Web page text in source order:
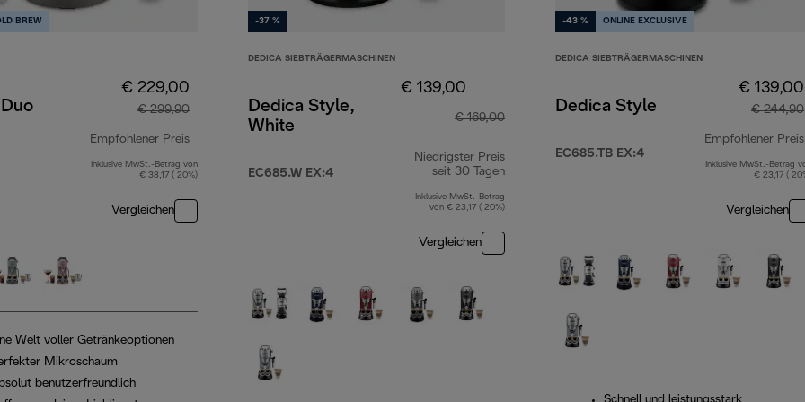
BREW
€ 229,00
€ 299,90
Empfohlener Preis
Originalpreis € 299,90
Inklusive MwSt.-Betrag von
€ 38,17 ( 20%)
Vergleichen
Welt voller Getränkeoptionen
Mikroschaum
benutzerfreundlich
-37 %
DEDICA SIEBTRÄGERMASCHINEN
Dedica Style,
White
EC685.W EX:4
€ 139,00
€ 169,00
Niedrigster Preis
seit 30 Tagen
Inklusive MwSt.-Betrag
von € 23,17 ( 20%)
Vergleichen
-43 % ONLINE EXCLUSIVE
DEDICA SIEBTRÄGERMASCHINEN
Dedica Style
EC685.TB EX:4
€ 139,00
€ 244,90
Empfohlener Preis
Inklusive MwSt.-Betrag
€ 23,17 (
Vergleichen